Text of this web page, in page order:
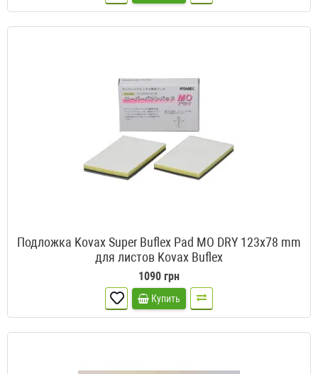
Подложка Kovax Super Buflex Pad MO DRY 123x78 mm
для листов Kovax Buflex
1090 грн
Купить